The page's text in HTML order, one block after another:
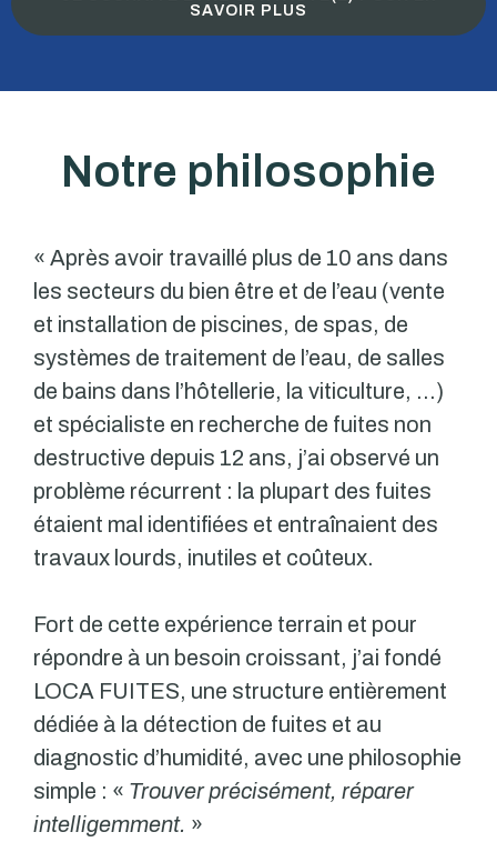
SAVOIR PLUS
Notre philosophie
« Après avoir travaillé plus de 10 ans dans
les secteurs du bien être et de l’eau (vente
et installation de piscines, de spas, de
systèmes de traitement de l’eau, de salles
de bains dans l’hôtellerie, la viticulture, …)
et spécialiste en recherche de fuites non
destructive depuis 12 ans, j’ai observé un
problème récurrent : la plupart des fuites
étaient mal identifiées et entraînaient des
travaux lourds, inutiles et coûteux.
Fort de cette expérience terrain et pour
répondre à un besoin croissant, j’ai fondé
LOCA FUITES, une structure entièrement
dédiée à la détection de fuites et au
diagnostic d’humidité, avec une philosophie
simple : « Trouver précisément, réparer
intelligemment. »